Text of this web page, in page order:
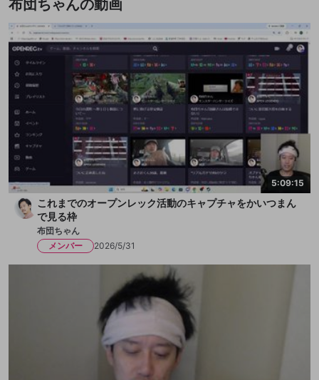
布団ちゃんの動画
5:09:15
これまでのオープンレック活動のキャプチャをかいつまん
で見る枠
布団ちゃん
メンバー
2026/5/31